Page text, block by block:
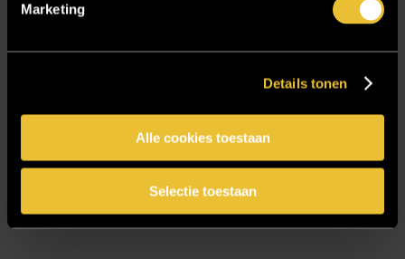
Marketing
Details tonen
Alle cookies toestaan
Selectie toestaan